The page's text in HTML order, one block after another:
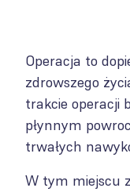
Operacja to
zdrowszego
trakcie operacji
płynnym
trwałych
W tym miejscu